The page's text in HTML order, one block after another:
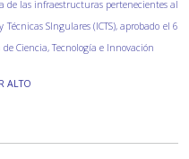
de las infraestructuras pertenecientes al
SIngulares (ICTS), aprobado el 6
Ciencia, Tecnología e Innovación
ALTO